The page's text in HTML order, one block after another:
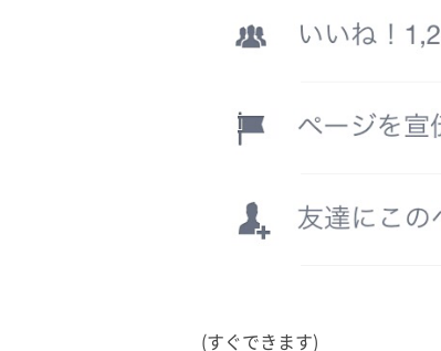
(すぐできます)